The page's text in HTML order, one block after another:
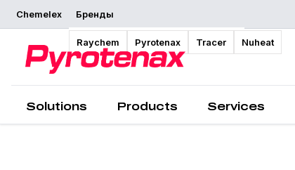
Chemelex Бренды
Raychem Pyrotenax Tracer Nuheat
Solutions Products Services
Обзор